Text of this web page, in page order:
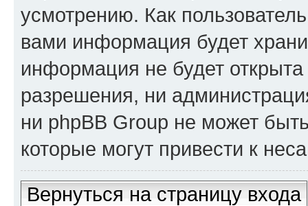
усмотрению. Как
вами информация будет
информация не будет
разрешения, ни
ни phpBB Group не может
которые могут привести к
Вернуться на страницу входа